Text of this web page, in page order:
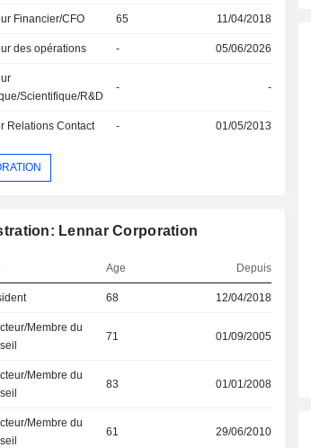
Financier/CFO 65 11/04/2018
des opérations - 05/06/2026
Scientifique/R&D
- -
Relations Contact - 01/05/2013
Lennar Corporation
Age Depuis
68 12/04/2018
Membre du
71 01/09/2005
Membre du
83 01/01/2008
Membre du
61 29/06/2010